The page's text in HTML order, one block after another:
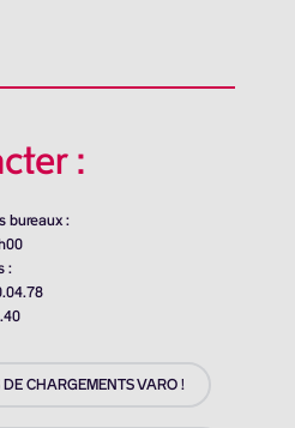
:
bureaux :
:
CHARGEMENTS VARO !